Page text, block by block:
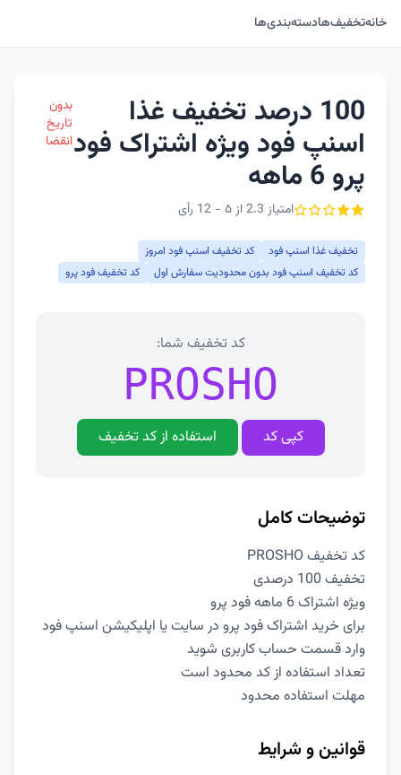
خانهتخفیف‌هادسته‌بندی‌ها
100 درصد تخفیف غذا
اسنپ فود ویژه اشتراک فود
پرو 6 ماهه
امتیاز 2.3 از ۵ - 12 رأی
بدون
تاریخ
انقضا
تخفیف غذا اسنپ فود
کد تخفیف اسنپ فود امروز
کد تخفیف اسنپ فود بدون محدودیت سفارش اول
کد تخفیف فود پرو
کد تخفیف شما:
PROSHO
کپی کد استفاده از کد تخفیف
توضیحات کامل
کد تخفیف PROSHO
تخفیف 100 درصدی
ویژه اشتراک 6 ماهه فود پرو
برای خرید اشتراک فود پرو در سایت یا اپلیکیشن اسنپ فود
وارد قسمت حساب کاربری شوید
تعداد استفاده از کد محدود است
مهلت استفاده محدود
قوانین و شرایط